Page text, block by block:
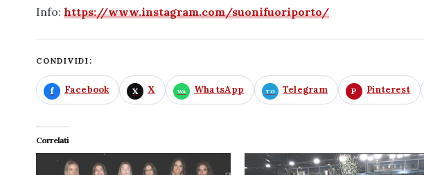
Info: https://www.instagram.com/suonifuoriporto/
CONDIVIDI:
Facebook X WhatsApp Telegram Pinterest
Correlati